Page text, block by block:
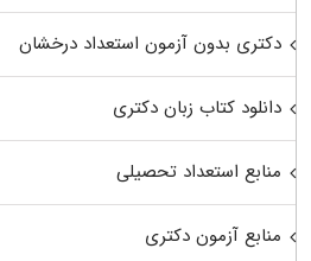
دکتری بدون آزمون استعداد درخشان
دانلود کتاب زبان دکتری
منابع استعداد تحصیلی
منابع آزمون دکتری